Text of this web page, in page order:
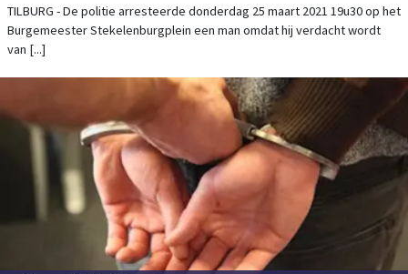
TILBURG - De politie arresteerde donderdag 25 maart 2021 19u30 op het
Burgemeester Stekelenburgplein een man omdat hij verdacht wordt
van [...]